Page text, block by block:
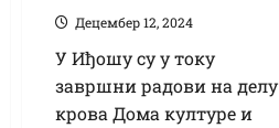
Децембер 12, 2024
У Иђошу су у току
завршни радови на делу
крова Дома културе и